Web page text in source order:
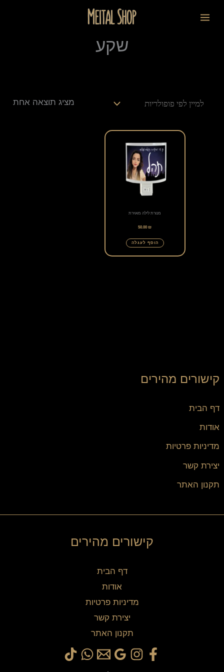
לתוכן
שקע
קישורים מהירים
דף הבית
אודות
מדיניות פרטיות
יצירת קשר
תקנון האתר
מציג תוצאה אחת
מנורת לילה מאוירת
50.00₪
הוסף לעגלה
קישורים מהירים
דף הבית
אודות
מדיניות פרטיות
יצירת קשר
תקנון האתר